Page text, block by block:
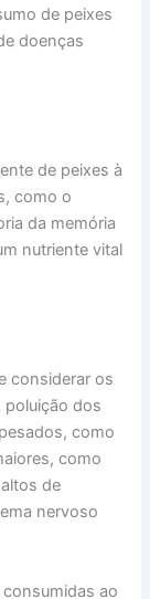
de peixes
doenças
de peixes à
como o
da memória
nutriente vital
considerar os
poluição dos
como
como
de
nervoso
ao